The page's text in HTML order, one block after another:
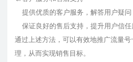
提供优质的客户服务，解答用户疑问
保证良好的售后支持，提升用户信任
通过上述方法，可以有效地推广流量
理，从而实现销售目标。